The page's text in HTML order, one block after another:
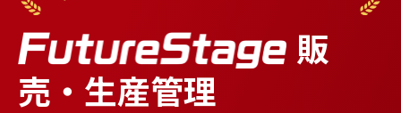
販
売・生産管理